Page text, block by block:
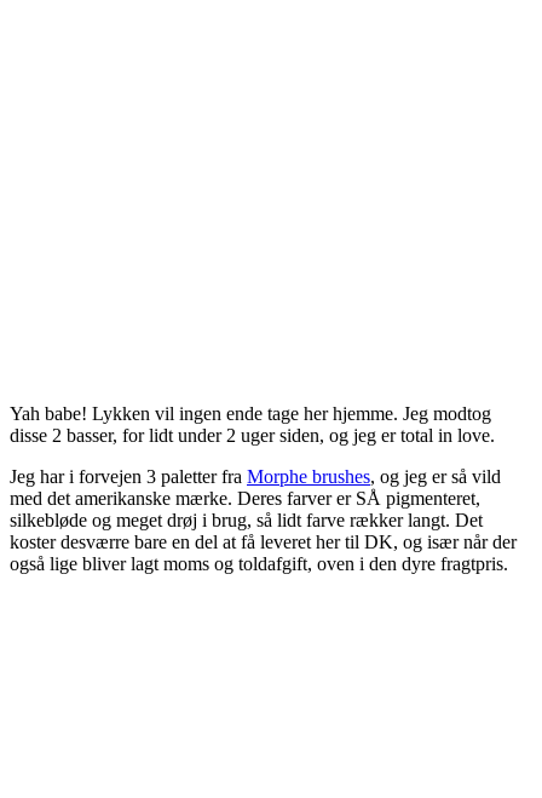
Yah babe! Lykken vil ingen ende tage her hjemme. Jeg modtog
disse 2 basser, for lidt under 2 uger siden, og jeg er total in love.
Jeg har i forvejen 3 paletter fra Morphe brushes, og jeg er så vild
med det amerikanske mærke. Deres farver er SÅ pigmenteret,
silkebløde og meget drøj i brug, så lidt farve rækker langt. Det
koster desværre bare en del at få leveret her til DK, og især når der
også lige bliver lagt moms og toldafgift, oven i den dyre fragtpris.